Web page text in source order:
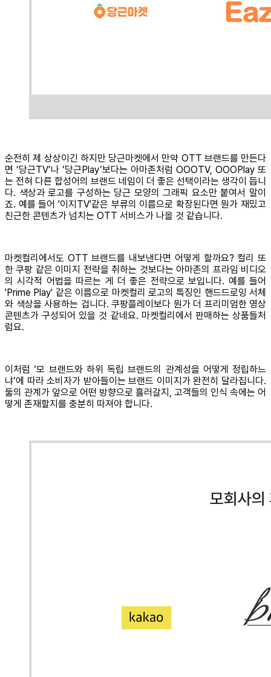
순전히 제 상상이긴 하지만 당근마켓에서 만약 OTT 브랜드를 만든다
면 ‘당근TV’나 ‘당근Play’보다는 아마존처럼 OOOTV, OOOPlay 또
는 전혀 다른 합성어의 브랜드 네임이 더 좋은 선택이라는 생각이 듭니
다. 색상과 로고를 구성하는 당근 모양의 그래픽 요소만 붙여서 말이
죠. 예를 들어 '이지TV'같은 부류의 이름으로 확장된다면 뭔가 재밌고
친근한 콘텐츠가 넘치는 OTT 서비스가 나올 것 같습니다.
마켓컬리에서도 OTT 브랜드를 내보낸다면 어떻게 할까요? 컬리 또
한 쿠팡 같은 이미지 전략을 취하는 것보다는 아마존의 프라임 비디오
의 시각적 어법을 따르는 게 더 좋은 전략으로 보입니다. 예를 들어
'Prime Play' 같은 이름으로 마켓컬리 로고의 특징인 핸드드로잉 서체
와 색상을 사용하는 겁니다. 쿠팡플레이보다 뭔가 더 프리미엄한 영상
콘텐츠가 구성되어 있을 것 같네요. 마켓컬리에서 판매하는 상품들처
럼요.
이처럼 ‘모 브랜드와 하위 독립 브랜드의 관계성을 어떻게 정립하느
냐’에 따라 소비자가 받아들이는 브랜드 이미지가 완전히 달라집니다.
둘의 관계가 앞으로 어떤 방향으로 흘러갈지, 고객들의 인식 속에는 어
떻게 존재할지를 충분히 따져야 합니다.